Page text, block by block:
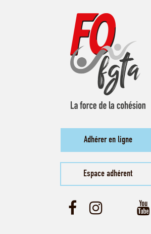
Adhérer en ligne
Espace adhérent